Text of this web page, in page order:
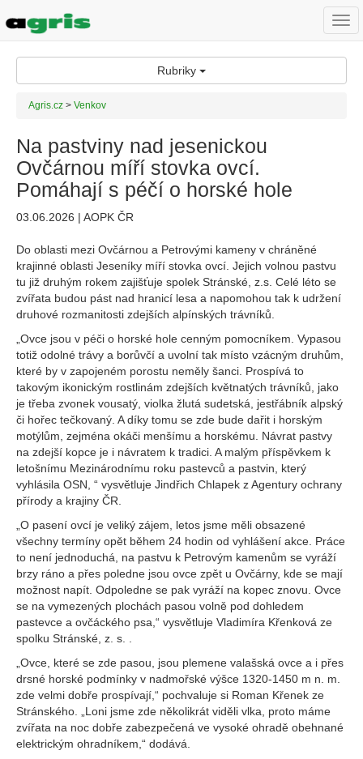
Rubriky
Agris.cz > Venkov
Na pastviny nad jesenickou
Ovčárnou míří stovka ovcí.
Pomáhají s péčí o horské hole
03.06.2026 | AOPK ČR
Do oblasti mezi Ovčárnou a Petrovými kameny v chráněné
krajinné oblasti Jeseníky míří stovka ovcí. Jejich volnou pastvu
tu již druhým rokem zajišťuje spolek Stránské, z.s. Celé léto se
zvířata budou pást nad hranicí lesa a napomohou tak k udržení
druhové rozmanitosti zdejších alpínských trávníků.
„Ovce jsou v péči o horské hole cenným pomocníkem. Vypasou
totiž odolné trávy a borůvčí a uvolní tak místo vzácným druhům,
které by v zapojeném porostu neměly šanci. Prospívá to
takovým ikonickým rostlinám zdejších květnatých trávníků, jako
je třeba zvonek vousatý, violka žlutá sudetská, jestřábník alpský
či hořec tečkovaný. A díky tomu se zde bude dařit i horským
motýlům, zejména okáči menšímu a horskému. Návrat pastvy
na zdejší kopce je i návratem k tradici. A malým příspěvkem k
letošnímu Mezinárodnímu roku pastevců a pastvin, který
vyhlásila OSN, “ vysvětluje Jindřich Chlapek z Agentury ochrany
přírody a krajiny ČR.
„O pasení ovcí je veliký zájem, letos jsme měli obsazené
všechny termíny opět během 24 hodin od vyhlášení akce. Práce
to není jednoduchá, na pastvu k Petrovým kamenům se vyráží
brzy ráno a přes poledne jsou ovce zpět u Ovčárny, kde se mají
možnost napít. Odpoledne se pak vyráží na kopec znovu. Ovce
se na vymezených plochách pasou volně pod dohledem
pastevce a ovčáckého psa,“ vysvětluje Vladimíra Křenková ze
spolku Stránské, z. s. .
„Ovce, které se zde pasou, jsou plemene valašská ovce a i přes
drsné horské podmínky v nadmořské výšce 1320-1450 m n. m.
zde velmi dobře prospívají,“ pochvaluje si Roman Křenek ze
Stránského. „Loni jsme zde několikrát viděli vlka, proto máme
zvířata na noc dobře zabezpečená ve vysoké ohradě obehnané
elektrickým ohradníkem,“ dodává.